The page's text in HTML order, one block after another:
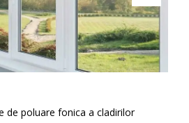
de poluare fonica a cladirilor